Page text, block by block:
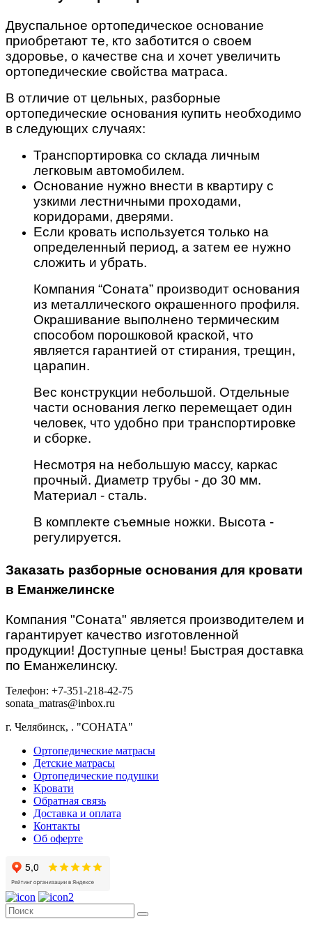
Двуспальное ортопедическое основание
приобретают те, кто заботится о своем
здоровье, о качестве сна и хочет увеличить
ортопедические свойства матраса.
В отличие от цельных, разборные
ортопедические основания купить необходимо
в следующих случаях:
Транспортировка со склада личным
легковым автомобилем.
Основание нужно внести в квартиру с
узкими лестничными проходами,
коридорами, дверями.
Если кровать используется только на
определенный период, а затем ее нужно
сложить и убрать.
Компания “Соната” производит основания
из металлического окрашенного профиля.
Окрашивание выполнено термическим
способом порошковой краской, что
является гарантией от стирания, трещин,
царапин.
Вес конструкции небольшой. Отдельные
части основания легко перемещает один
человек, что удобно при транспортировке
и сборке.
Несмотря на небольшую массу, каркас
прочный. Диаметр трубы - до 30 мм.
Материал - сталь.
В комплекте съемные ножки. Высота -
регулируется.
Заказать разборные основания для кровати
в Еманжелинске
Компания "Соната" является производителем и
гарантирует качество изготовленной
продукции! Доступные цены! Быстрая доставка
по Еманжелинску.
Телефон: +7-351-218-42-75
sonata_matras@inbox.ru
г. Челябинск, . "СОНАТА"
Ортопедические матрасы
Детские матрасы
Ортопедические подушки
Кровати
Обратная связь
Доставка и оплата
Контакты
Об оферте